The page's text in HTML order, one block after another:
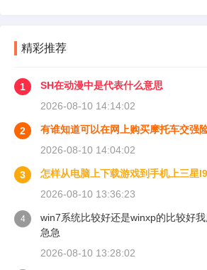
精彩推荐
1
SH在动漫中是代表什么意思
2026-08-10 14:14:02
2
有谁知道可以在网上购买摩托车交强
2026-08-10 14:04:02
3
怎样从电脑上下载游戏到手机上三星
2026-08-10 13:36:23
4
win7系统比较好还是winxp的比较好
急急
2026-08-10 13:28:02